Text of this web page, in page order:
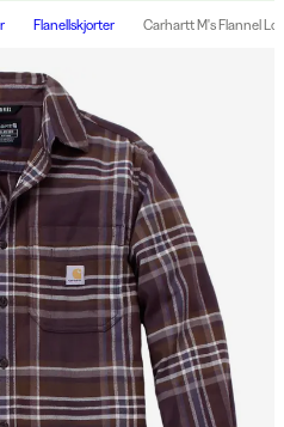
Flanellskjorter Carhartt M's Flannel